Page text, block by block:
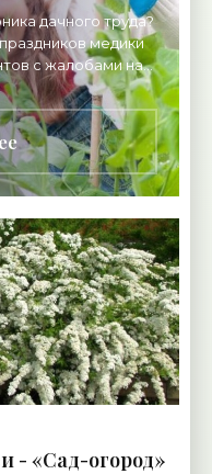
дачного труда?
медики
с жалобами на
сосудистые
- «Сад-огород»